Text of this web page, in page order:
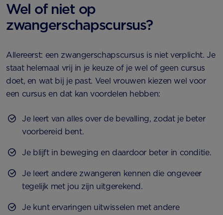
Wel of niet op
zwangerschapscursus?
Allereerst: een zwangerschapscursus is niet verplicht. Je
staat helemaal vrij in je keuze of je wel of geen cursus
doet, en wat bij je past. Veel vrouwen kiezen wel voor
een cursus en dat kan voordelen hebben:
Je leert van alles over de bevalling, zodat je beter
voorbereid bent.
Je blijft in beweging en daardoor beter in conditie.
Je leert andere zwangeren kennen die ongeveer
tegelijk met jou zijn uitgerekend.
Je kunt ervaringen uitwisselen met andere